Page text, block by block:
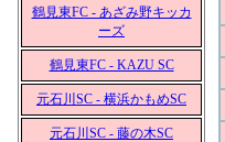
鶴見東FC - あざみ野キッカ
ーズ
鶴見東FC - KAZU SC
元石川SC - 横浜かもめSC
元石川SC - 藤の木SC